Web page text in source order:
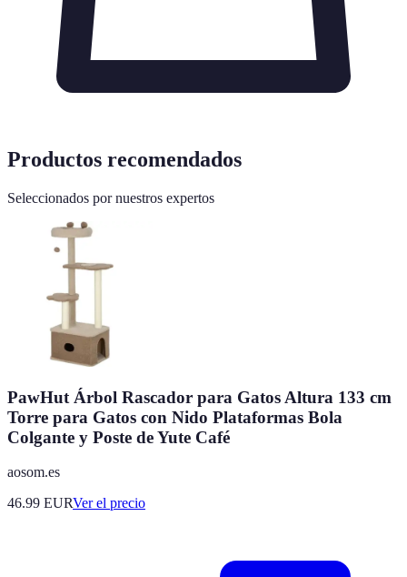
Productos recomendados
Seleccionados por nuestros expertos
PawHut Árbol Rascador para Gatos Altura 133 cm
Torre para Gatos con Nido Plataformas Bola
Colgante y Poste de Yute Café
aosom.es
46.99 EURVer el precio